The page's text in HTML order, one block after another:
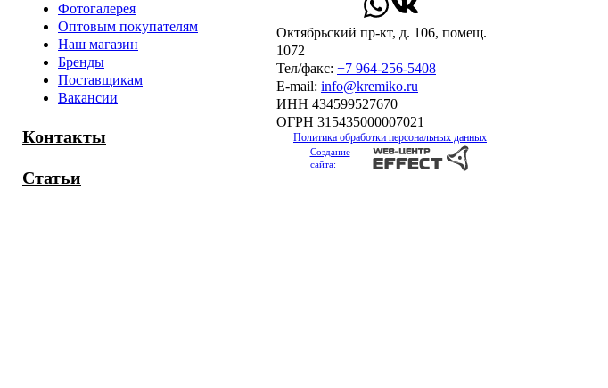
Фотогалерея
Оптовым покупателям
Наш магазин
Бренды
Поставщикам
Вакансии
Контакты
Статьи
Октябрьский пр-кт, д. 106, помещ.
1072
Тел/факс: +7 964-256-5408
Е-mail: info@kremiko.ru
ИНН 434599527670
ОГРН 315435000007021
Политика обработки персональных данных
Создание
сайта: